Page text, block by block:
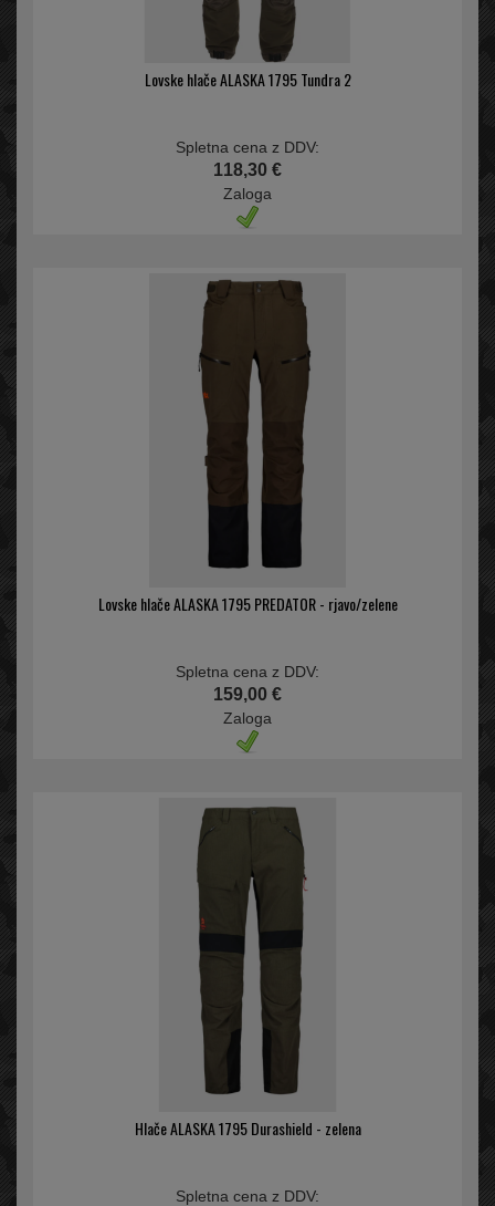
Lovske hlače ALASKA 1795 Tundra 2
Spletna cena z DDV:
118,30 €
Zaloga
Lovske hlače ALASKA 1795 PREDATOR - rjavo/zelene
Spletna cena z DDV:
159,00 €
Zaloga
Hlače ALASKA 1795 Durashield - zelena
Spletna cena z DDV: